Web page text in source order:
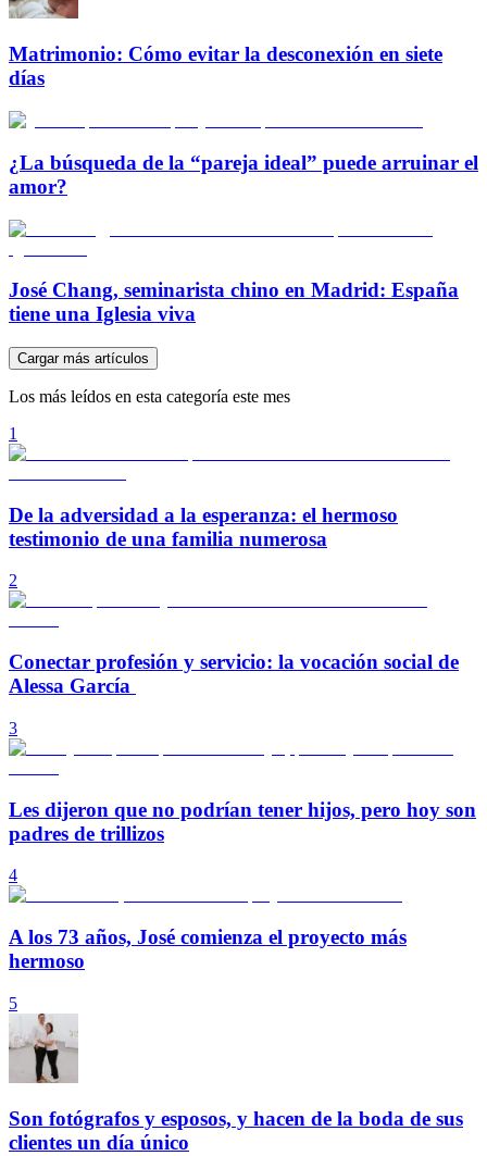
Matrimonio: Cómo evitar la desconexión en siete
días
¿La búsqueda de la “pareja ideal” puede arruinar el
amor?
José Chang, seminarista chino en Madrid: España
tiene una Iglesia viva
Cargar más artículos
Los más leídos en esta categoría este mes
1
De la adversidad a la esperanza: el hermoso
testimonio de una familia numerosa
2
Conectar profesión y servicio: la vocación social de
Alessa García
3
Les dijeron que no podrían tener hijos, pero hoy son
padres de trillizos
4
A los 73 años, José comienza el proyecto más
hermoso
5
Son fotógrafos y esposos, y hacen de la boda de sus
clientes un día único